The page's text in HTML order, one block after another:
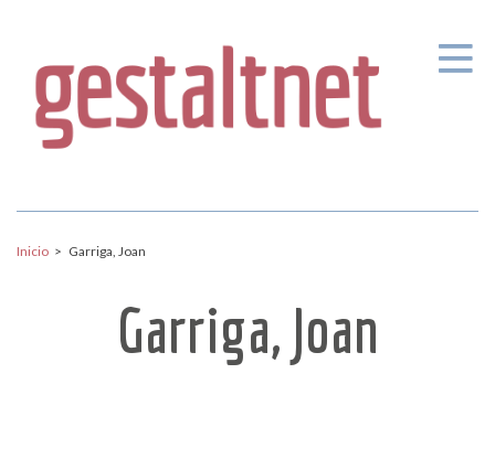
Inicio > Garriga, Joan
Garriga, Joan